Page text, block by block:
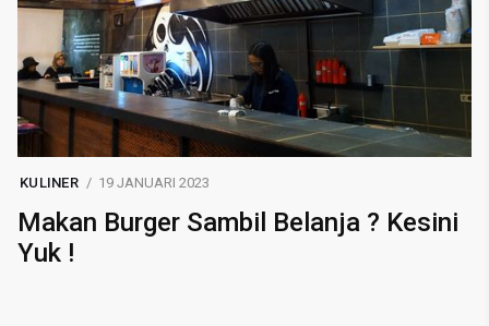
KULINER 19 JANUARI 2023
Makan Burger Sambil Belanja ? Kesini
Yuk !